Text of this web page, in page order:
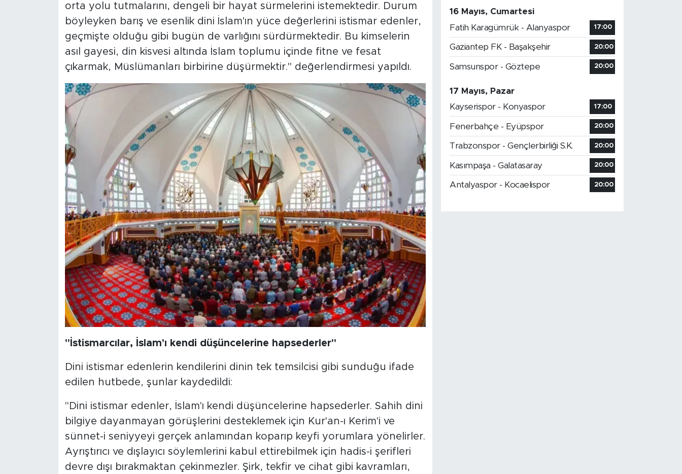
orta yolu tutmalarını, dengeli bir hayat sürmelerini istemektedir. Durum
böyleyken barış ve esenlik dini İslam'ın yüce değerlerini istismar edenler,
geçmişte olduğu gibi bugün de varlığını sürdürmektedir. Bu kimselerin
asıl gayesi, din kisvesi altında İslam toplumu içinde fitne ve fesat
çıkarmak, Müslümanları birbirine düşürmektir." değerlendirmesi yapıldı.
"İstismarcılar, İslam'ı kendi düşüncelerine hapsederler"
Dini istismar edenlerin kendilerini dinin tek temsilcisi gibi sunduğu ifade
edilen hutbede, şunlar kaydedildi:
"Dini istismar edenler, İslam'ı kendi düşüncelerine hapsederler. Sahih dini
bilgiye dayanmayan görüşlerini desteklemek için Kur'an-ı Kerim'i ve
sünnet-i seniyyeyi gerçek anlamından koparıp keyfi yorumlara yönelirler.
Ayrıştırıcı ve dışlayıcı söylemlerini kabul ettirebilmek için hadis-i şerifleri
devre dışı bırakmaktan çekinmezler. Şirk, tekfir ve cihat gibi kavramları,
16 Mayıs, Cumartesi
Fatih Karagümrük - Alanyaspor
17:00
Gaziantep FK - Başakşehir 20:00
Samsunspor - Göztepe 20:00
17 Mayıs, Pazar
Kayserispor - Konyaspor
17:00
Fenerbahçe - Eyüpspor 20:00
Trabzonspor - Gençlerbirliği S.K. 20:00
Kasımpaşa - Galatasaray 20:00
Antalyaspor - Kocaelispor 20:00